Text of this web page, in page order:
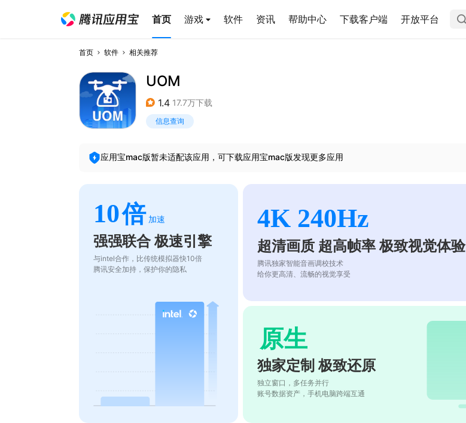
首页 游戏 软件 资讯 帮助中心 下载客户端 开放平台
首页 软件 相关推荐
UOM
1.4 17.7万下载
信息查询
应用宝mac版暂未适配该应用，可下载应用宝mac版发现更多应用
10倍 加速
强强联合 极速引擎
与intel合作，比传统模拟器快10倍
腾讯安全加持，保护你的隐私
4K 240Hz
超清画质 超高帧率 极致视觉体验
腾讯独家智能音画调校技术
给你更高清、流畅的视觉享受
原生
独家定制 极致还原
独立窗口，多任务并行
账号数据资产，手机电脑跨端互通